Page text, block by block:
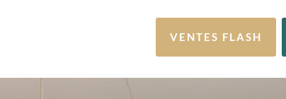
VENTES FLASH